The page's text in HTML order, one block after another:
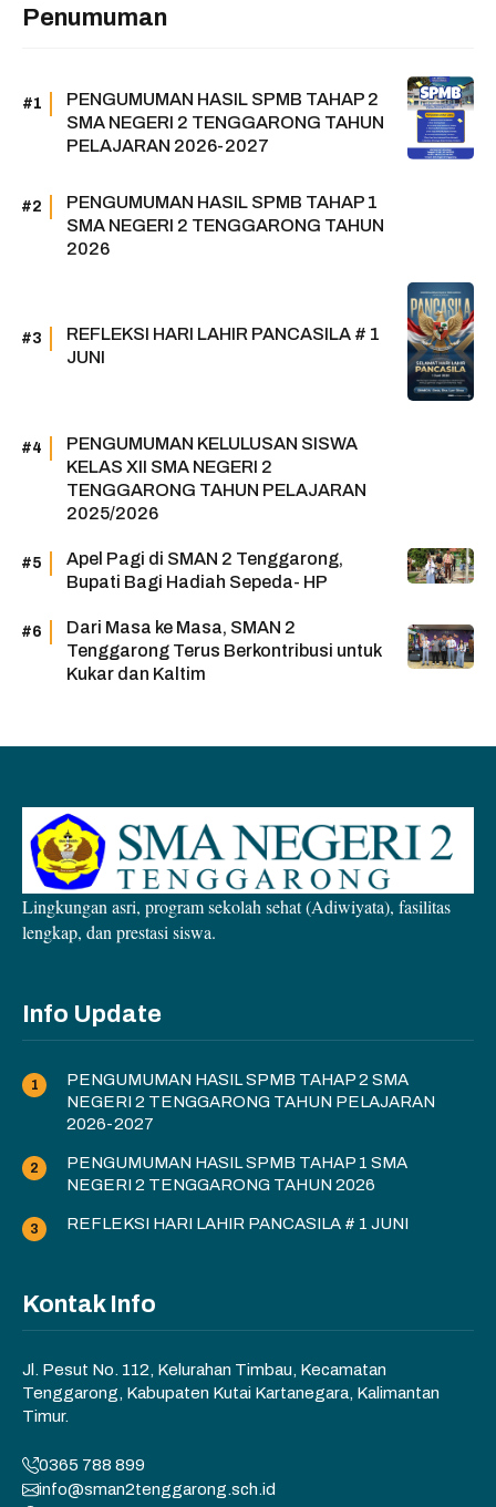
Penumuman
PENGUMUMAN HASIL SPMB TAHAP 2
SMA NEGERI 2 TENGGARONG TAHUN
PELAJARAN 2026-2027
PENGUMUMAN HASIL SPMB TAHAP 1
SMA NEGERI 2 TENGGARONG TAHUN
2026
REFLEKSI HARI LAHIR PANCASILA # 1
JUNI
PENGUMUMAN KELULUSAN SISWA
KELAS XII SMA NEGERI 2
TENGGARONG TAHUN PELAJARAN
2025/2026
Apel Pagi di SMAN 2 Tenggarong,
Bupati Bagi Hadiah Sepeda- HP
Dari Masa ke Masa, SMAN 2
Tenggarong Terus Berkontribusi untuk
Kukar dan Kaltim
Lingkungan asri, program sekolah sehat (Adiwiyata), fasilitas
lengkap, dan prestasi siswa.
Info Update
PENGUMUMAN HASIL SPMB TAHAP 2 SMA
NEGERI 2 TENGGARONG TAHUN PELAJARAN
2026-2027
PENGUMUMAN HASIL SPMB TAHAP 1 SMA
NEGERI 2 TENGGARONG TAHUN 2026
REFLEKSI HARI LAHIR PANCASILA # 1 JUNI
Kontak Info
Jl. Pesut No. 112, Kelurahan Timbau, Kecamatan
Tenggarong, Kabupaten Kutai Kartanegara, Kalimantan
Timur.
0365 788 899
info@sman2tenggarong.sch.id